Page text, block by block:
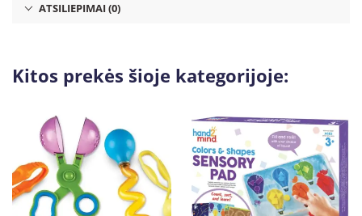
ATSILIEPIMAI (0)
Kitos prekės šioje kategorijoje: